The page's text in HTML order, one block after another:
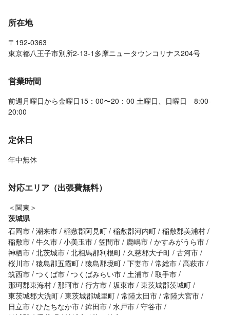
所在地
〒192-0363
東京都八王子市別所2-13-1多摩ニュータウンコリナス204号
営業時間
前週月曜日から金曜日15：00〜20：00 土曜日、日曜日 8:00-
20:00
定休日
年中無休
対応エリア（出張費無料）
＜関東＞
茨城県
石岡市 潮来市 稲敷郡阿見町 稲敷郡河内町 稲敷郡美浦村
稲敷市 牛久市 小美玉市 笠間市 鹿嶋市 かすみがうら市
神栖市 北茨城市 北相馬郡利根町 久慈郡大子町 古河市
桜川市 猿島郡五霞町 猿島郡境町 下妻市 常総市 高萩市
筑西市 つくば市 つくばみらい市 土浦市 取手市
那珂郡東海村 那珂市 行方市 坂東市 東茨城郡茨城町
東茨城郡大洗町 東茨城郡城里町 常陸太田市 常陸大宮市
日立市 ひたちなか市 鉾田市 水戸市 守谷市